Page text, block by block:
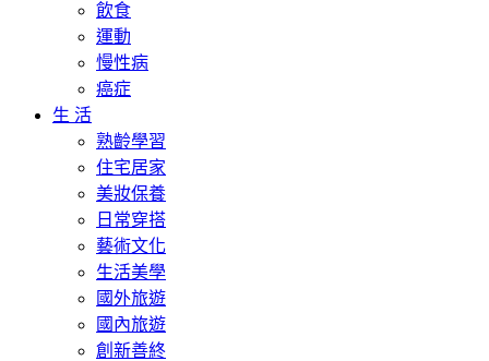
飲食
運動
慢性病
癌症
生 活
熟齡學習
住宅居家
美妝保養
日常穿搭
藝術文化
生活美學
國外旅遊
國內旅遊
創新善終